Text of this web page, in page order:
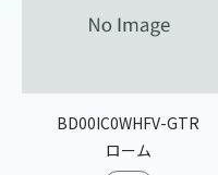
BD00IC0WHFV-GTR
ローム